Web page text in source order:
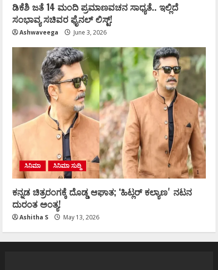
ಡಿಕೆಶಿ ಜತೆ 14 ಮಂದಿ ಪ್ರಮಾಣವಚನ ಸಾಧ್ಯತೆ.. ಇಲ್ಲಿದೆ
ಸಂಭಾವ್ಯ ಸಚಿವರ ಫೈನಲ್ ಲಿಸ್ಟ್‌!
Ashwaveega June 3, 2026
ಸಿನಿಮಾ ಸಿನಿಮಾ ಸುದ್ದಿ
ಕನ್ನಡ ಚಿತ್ರರಂಗಕ್ಕೆ ದೊಡ್ಡ ಆಘಾತ; ʻಹಿಟ್ಲರ್ ಕಲ್ಯಾಣʼ ನಟನ
ದುರಂತ ಅಂತ್ಯ!
Ashitha S May 13, 2026